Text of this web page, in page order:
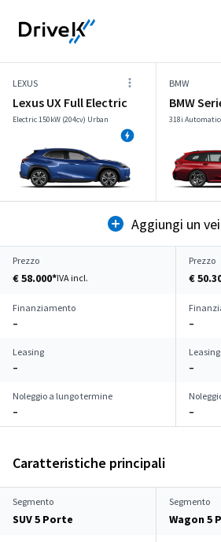
LEXUS
Lexus UX Full Electric
Electric 150kW (204cv) Urban
BMW
BMW
318i
Aggiungi un
Prezzo
€ 58.000*IVA incl.
Prezzo
€
Finanziamento
–
–
Leasing
–
Leasing
–
Noleggio a lungo termine
–
–
Caratteristiche principali
Segmento
SUV 5 Porte
Segmento
Wagon 5